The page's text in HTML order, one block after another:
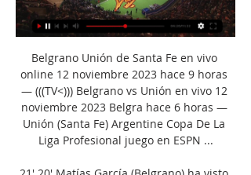
Belgrano Unión de Santa Fe en vivo
online 12 noviembre 2023 hace 9 horas
— (((TV<))) Belgrano vs Unión en vivo 12
noviembre 2023 Belgra hace 6 horas —
Unión (Santa Fe) Argentine Copa De La
Liga Profesional juego en ESPN ...